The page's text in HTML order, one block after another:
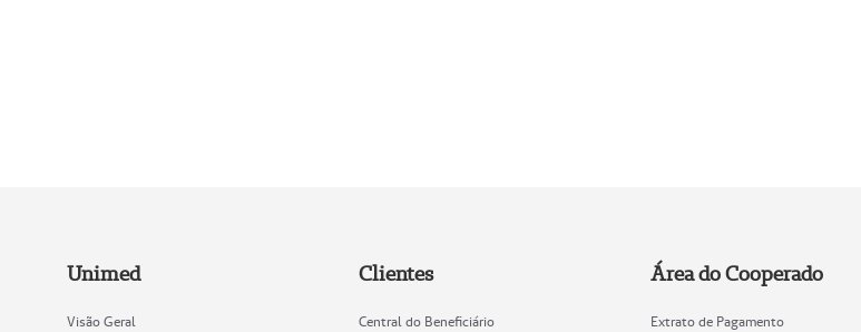
Unimed
Visão Geral
Clientes
Central do Beneficiário
Área do Cooperado
Extrato de Pagamento